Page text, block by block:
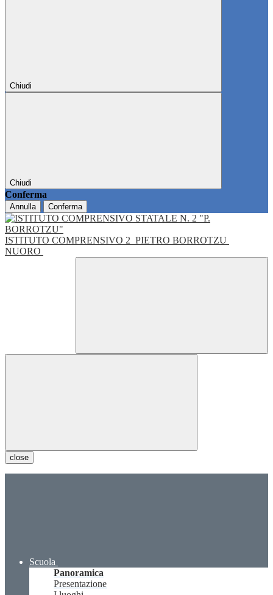
Chiudi
Chiudi
Conferma
Annulla Conferma
ISTITUTO COMPRENSIVO 2 PIETRO BORROTZU
NUORO
close
Scuola
Panoramica
Presentazione